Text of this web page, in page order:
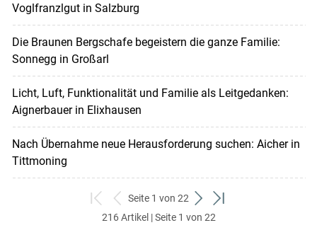
Voglfranzlgut in Salzburg
Die Braunen Bergschafe begeistern die ganze Familie:
Sonnegg in Großarl
Licht, Luft, Funktionalität und Familie als Leitgedanken:
Aignerbauer in Elixhausen
Nach Übernahme neue Herausforderung suchen: Aicher in
Tittmoning
zum
ersten
zurück
zum
Seite 1 von 22
weiter
zum
zum
216 Artikel | Seite 1 von 22